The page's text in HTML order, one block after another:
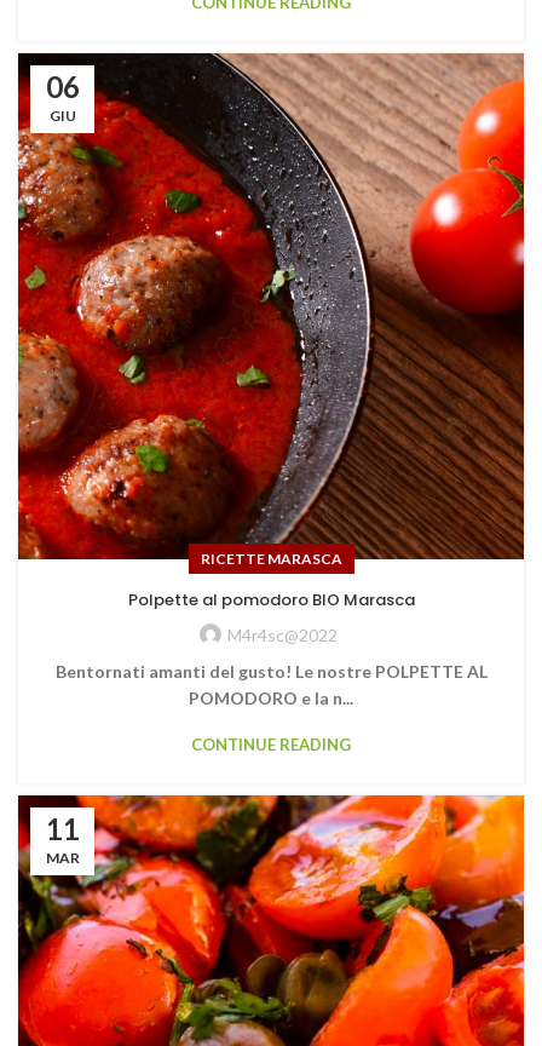
06
GIU
RICETTE MARASCA
Polpette al pomodoro BIO Marasca
M4r4sc@2022
Bentornati amanti del gusto! Le nostre POLPETTE AL
POMODORO e la n...
CONTINUE READING
11
MAR